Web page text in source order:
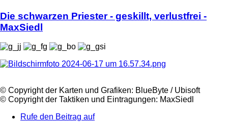
Die schwarzen Priester - geskillt, verlustfrei -
MaxSiedl
©️ Copyright der Karten und Grafiken: BlueByte / Ubisoft
©️ Copyright der Taktiken und Eintragungen: MaxSiedl
Rufe den Beitrag auf